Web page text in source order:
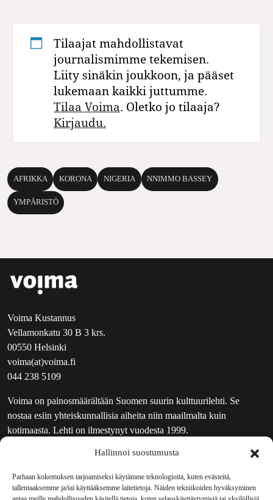
Hallinnoi suostumusta
Parhaan kokemuksen tarjoamiseksi käytämme teknologioita, kuten evästeitä,
tallentaaksemme ja/tai käyttääksemme laitetietoja. Näiden tekniikoiden hyväksyminen
Tilaajat mahdollistavat
journalismimme tekemisen.
Liity sinäkin joukkoon, ja pääset
lukemaan kaikki juttumme.
Tilaa Voima. Oletko jo tilaaja?
Kirjaudu.
AFRIKKA KORONA NIGERIA NNIMMO BASSEY
YMPÄRISTÖ
Voima Kustannus
Vellamonkatu 30 B 3 krs.
00550 Helsinki
voima(at)voima.fi
044 238 5109
Voima on painosmäärältään Suomen suurin kulttuurilehti. Se
nostaa esiin yhteiskunnallisia aiheita niin maailmalta kuin
kotimaasta. Lehti on ilmestynyt vuodesta 1999.
UUTISKIRJE
MAINOSTAJILLE